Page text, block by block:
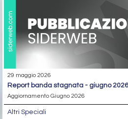
29 maggio 2026
report banda stagnata - giugno 2026
Aggiornamento Giugno 2026
Altri Speciali